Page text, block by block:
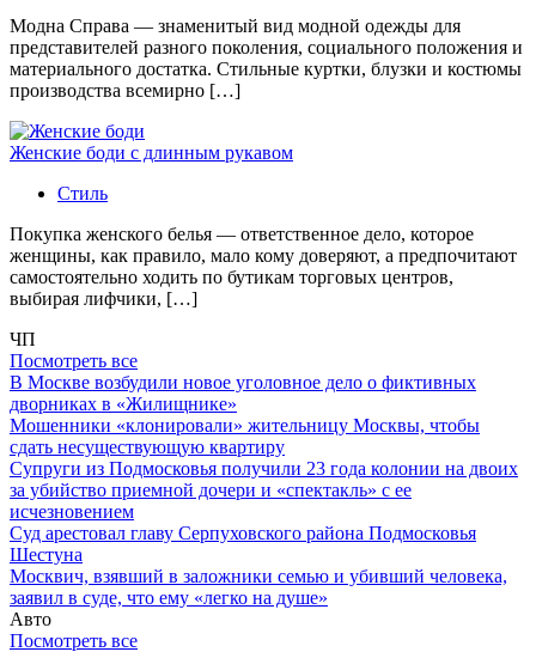
Модна Справа — знаменитый вид модной одежды для
представителей разного поколения, социального положения и
материального достатка. Стильные куртки, блузки и костюмы
производства всемирно […]
Женские боди с длинным рукавом
Стиль
Покупка женского белья — ответственное дело, которое
женщины, как правило, мало кому доверяют, а предпочитают
самостоятельно ходить по бутикам торговых центров,
выбирая лифчики, […]
ЧП
Посмотреть все
В Москве возбудили новое уголовное дело о фиктивных
дворниках в «Жилищнике»
Мошенники «клонировали» жительницу Москвы, чтобы
сдать несуществующую квартиру
Супруги из Подмосковья получили 23 года колонии на двоих
за убийство приемной дочери и «спектакль» с ее
исчезновением
Суд арестовал главу Серпуховского района Подмосковья
Шестуна
Москвич, взявший в заложники семью и убивший человека,
заявил в суде, что ему «легко на душе»
Авто
Посмотреть все